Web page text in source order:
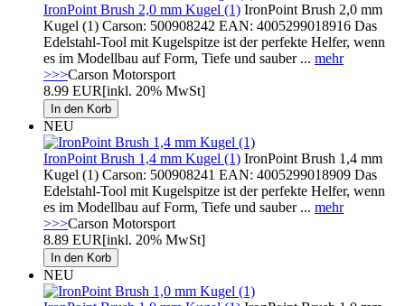
IronPoint Brush 2,0 mm Kugel (1) IronPoint Brush 2,0 mm
Kugel (1) Carson: 500908242 EAN: 4005299018916 Das
Edelstahl-Tool mit Kugelspitze ist der perfekte Helfer, wenn
es im Modellbau auf Form, Tiefe und sauber ... mehr
>>>Carson Motorsport
8.99 EUR[inkl. 20% MwSt]
NEU
IronPoint Brush 1,4 mm Kugel (1) IronPoint Brush 1,4 mm
Kugel (1) Carson: 500908241 EAN: 4005299018909 Das
Edelstahl-Tool mit Kugelspitze ist der perfekte Helfer, wenn
es im Modellbau auf Form, Tiefe und sauber ... mehr
>>>Carson Motorsport
8.89 EUR[inkl. 20% MwSt]
NEU